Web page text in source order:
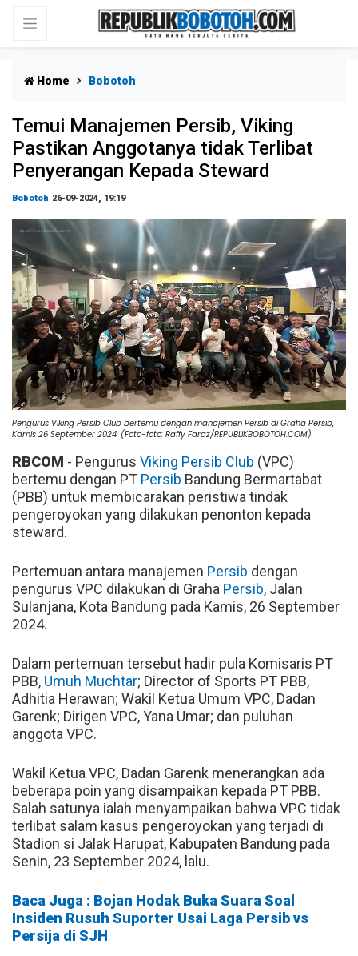
Home Bobotoh
Temui Manajemen Persib, Viking
Pastikan Anggotanya tidak Terlibat
Penyerangan Kepada Steward
Bobotoh 26-09-2024, 19:19
Pengurus Viking Persib Club bertemu dengan manajemen Persib di Graha Persib,
Kamis 26 September 2024. (Foto-foto: Raffy Faraz/REPUBLIKBOBOTOH.COM)
RBCOM - Pengurus Viking Persib Club (VPC)
bertemu dengan PT Persib Bandung Bermartabat
(PBB) untuk membicarakan peristiwa tindak
pengeroyokan yang dilakukan penonton kepada
steward.
Pertemuan antara manajemen Persib dengan
pengurus VPC dilakukan di Graha Persib, Jalan
Sulanjana, Kota Bandung pada Kamis, 26 September
2024.
Dalam pertemuan tersebut hadir pula Komisaris PT
PBB, Umuh Muchtar; Director of Sports PT PBB,
Adhitia Herawan; Wakil Ketua Umum VPC, Dadan
Garenk; Dirigen VPC, Yana Umar; dan puluhan
anggota VPC.
Wakil Ketua VPC, Dadan Garenk menerangkan ada
beberapa poin yang disampaikan kepada PT PBB.
Salah satunya ialah menyampaikan bahwa VPC tidak
terlibat salam kasus pengeroyokan yang terjadi di
Stadion si Jalak Harupat, Kabupaten Bandung pada
Senin, 23 September 2024, lalu.
Baca Juga : Bojan Hodak Buka Suara Soal
Insiden Rusuh Suporter Usai Laga Persib vs
Persija di SJH